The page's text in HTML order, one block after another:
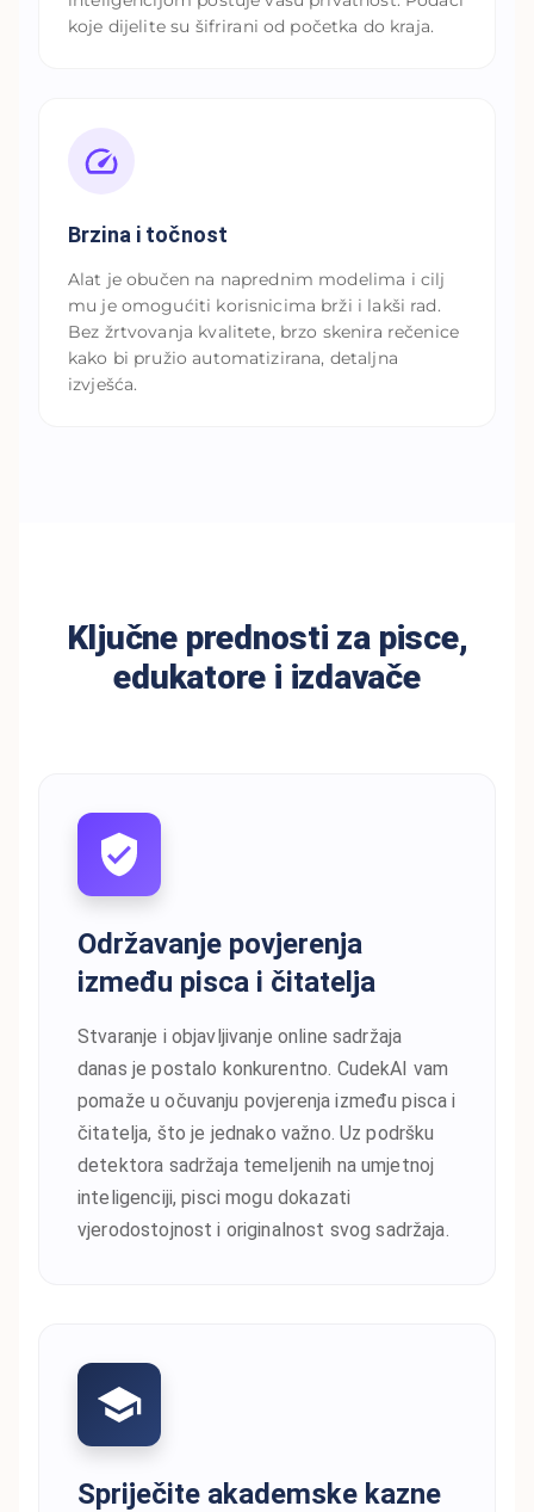
koje dijelite su šifrirani od početka do kraja.
Brzina i točnost
Alat je obučen na naprednim modelima i cilj
mu je omogućiti korisnicima brži i lakši rad.
Bez žrtvovanja kvalitete, brzo skenira rečenice
kako bi pružio automatizirana, detaljna
izvješća.
Ključne prednosti za pisce,
edukatore i izdavače
Održavanje povjerenja
između pisca i čitatelja
Stvaranje i objavljivanje online sadržaja
danas je postalo konkurentno. CudekAI vam
pomaže u očuvanju povjerenja između pisca i
čitatelja, što je jednako važno. Uz podršku
detektora sadržaja temeljenih na umjetnoj
inteligenciji, pisci mogu dokazati
vjerodostojnost i originalnost svog sadržaja.
Spriječite akademske kazne